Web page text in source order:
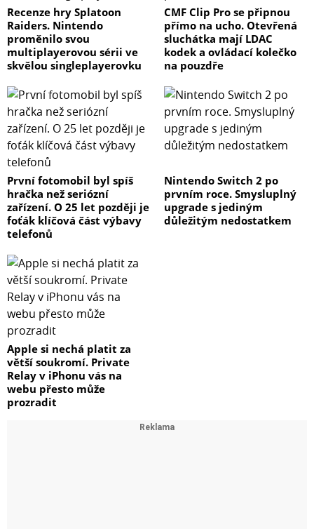
Recenze hry Splatoon
Raiders. Nintendo
proměnilo svou
multiplayerovou sérii ve
skvělou singleplayerovku
CMF Clip Pro se připnou
přímo na ucho. Otevřená
sluchátka mají LDAC
kodek a ovládací kolečko
na pouzdře
První fotomobil byl spíš
hračka než seriózní
zařízení. O 25 let později je
foťák klíčová část výbavy
telefonů
Nintendo Switch 2 po
prvním roce. Smysluplný
upgrade s jediným
důležitým nedostatkem
Apple si nechá platit za
větší soukromí. Private
Relay v iPhonu vás na
webu přesto může
prozradit